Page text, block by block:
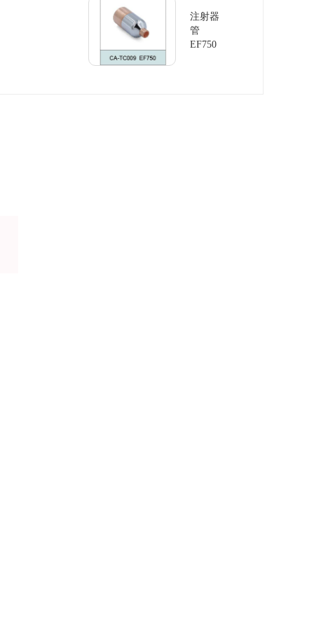
注射器
管
EF750